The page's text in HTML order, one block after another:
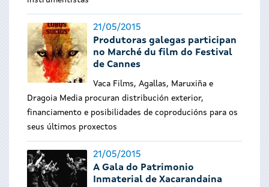
21/05/2015
Produtoras galegas participan
no Marché du film do Festival
de Cannes
Vaca Films, Agallas, Maruxiña e
Dragoia Media procuran distribución exterior,
financiamento e posibilidades de coproducións para os
seus últimos proxectos
21/05/2015
A Gala do Patrimonio
Inmaterial de Xacarandaina